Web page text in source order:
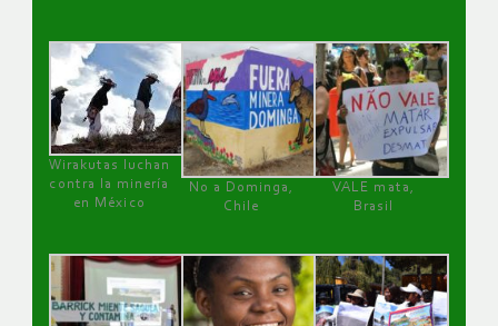
Wirakutas luchan
contra la minería
en México
No a Dominga,
Chile
VALE mata,
Brasil